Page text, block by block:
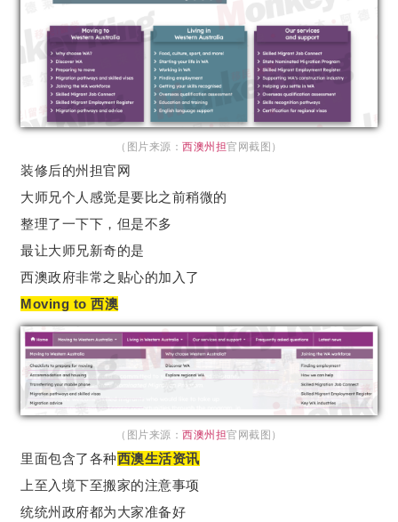
（图片来源：西澳州担官网截图）
装修后的州担官网
大师兄个人感觉是要比之前稍微的
整理了一下下，但是不多
最让大师兄新奇的是
西澳政府非常之贴心的加入了
Moving to 西澳
（图片来源：西澳州担官网截图）
里面包含了各种西澳生活资讯
上至入境下至搬家的注意事项
统统州政府都为大家准备好